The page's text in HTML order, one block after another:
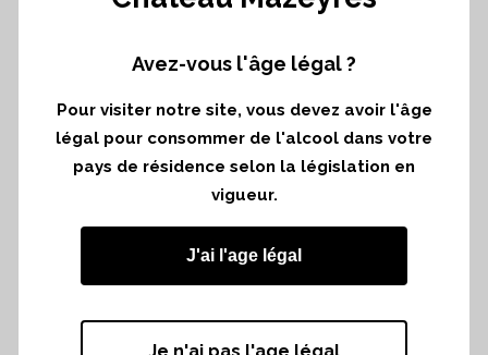
Dégustation des millésimes 2016, 2019 et
2021 dans le cadre de la dégustation »
Le Marché des Livrables » organisé par le
Grand Cercle au Palais de la Bourse à
Bordeaux le mardi 12 septembre 2023.
Avez-vous l'âge légal ?
Pour visiter notre site, vous devez avoir l'âge
légal pour consommer de l'alcool dans votre
pays de résidence selon la législation en
vigueur.
J'ai l'age légal
Je n'ai pas l'age légal